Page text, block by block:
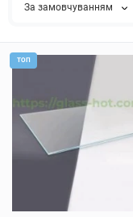
За замовчуванням
ТОП